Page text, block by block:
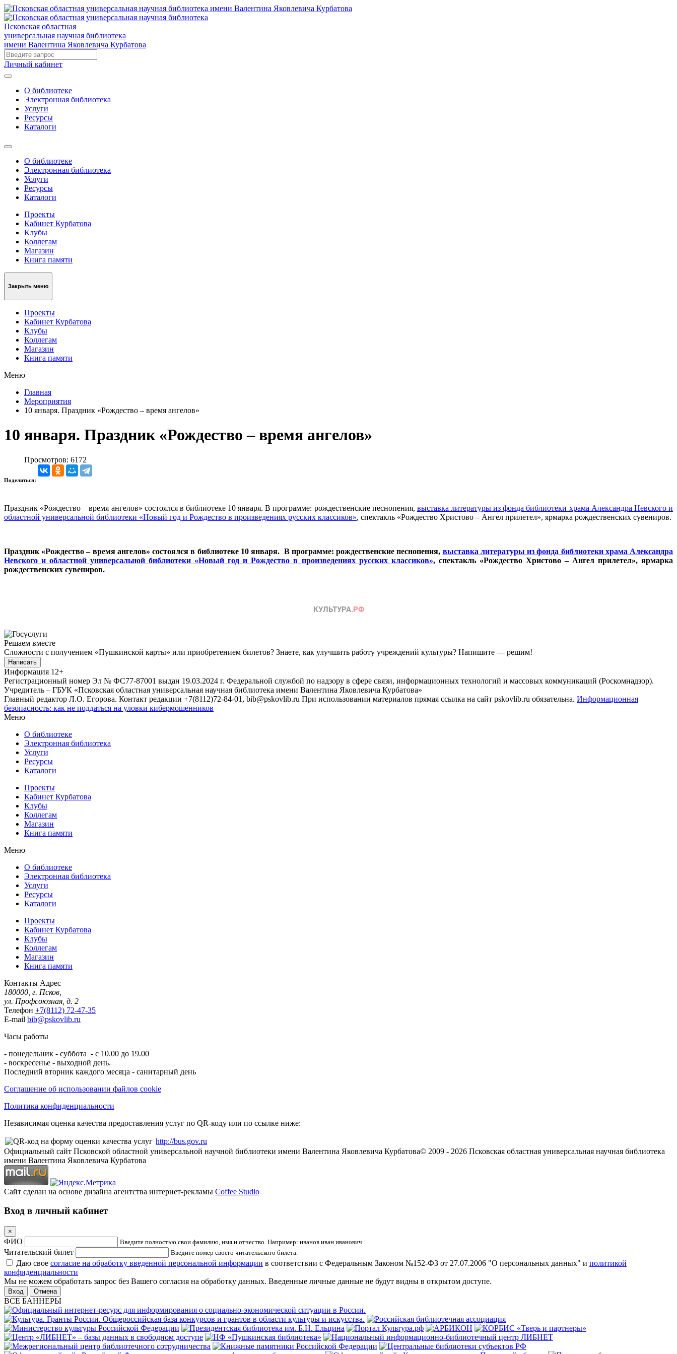
Псковская областная
универсальная научная библиотека
имени Валентина Яковлевича Курбатова
Личный кабинет
О библиотеке
Электронная библиотека
Услуги
Ресурсы
Каталоги
О библиотеке
Электронная библиотека
Услуги
Ресурсы
Каталоги
Проекты
Кабинет Курбатова
Клубы
Коллегам
Магазин
Книга памяти
Закрыть меню
Проекты
Кабинет Курбатова
Клубы
Коллегам
Магазин
Книга памяти
Меню
Главная
Мероприятия
10 января. Праздник «Рождество – время ангелов»
10 января. Праздник «Рождество – время ангелов»
Просмотров: 6172
Поделиться:
Праздник «Рождество – время ангелов» состоялся в библиотеке 10 января. В программе: рождественские песнопения, выставка литературы из фонда библиотеки храма Александра Невского и
областной универсальной библиотеки «Новый год и Рождество в произведениях русских классиков», спектакль «Рождество Христово – Ангел прилетел», ярмарка рождественских сувениров.
Праздник «Рождество – время ангелов» состоялся в библиотеке 10 января. В программе: рождественские песнопения, выставка литературы из фонда библиотеки храма Александра
Невского и областной универсальной библиотеки «Новый год и Рождество в произведениях русских классиков», спектакль «Рождество Христово – Ангел прилетел», ярмарка
рождественских сувениров.
Решаем вместе
Сложности с получением «Пушкинской карты» или приобретением билетов? Знаете, как улучшить работу учреждений культуры? Напишите — решим!
Написать
Информация 12+
Регистрационный номер Эл № ФС77-87001 выдан 19.03.2024 г. Федеральной службой по надзору в сфере связи, информационных технологий и массовых коммуникаций (Роскомнадзор).
Учредитель – ГБУК «Псковская областная универсальная научная библиотека имени Валентина Яковлевича Курбатова»
Главный редактор Л.О. Егорова. Контакт редакции +7(8112)72-84-01, bib@pskovlib.ru При использовании материалов прямая ссылка на сайт pskovlib.ru обязательна. Информационная
безопасность: как не поддаться на уловки кибермошенников
Меню
О библиотеке
Электронная библиотека
Услуги
Ресурсы
Каталоги
Проекты
Кабинет Курбатова
Клубы
Коллегам
Магазин
Книга памяти
Меню
О библиотеке
Электронная библиотека
Услуги
Ресурсы
Каталоги
Проекты
Кабинет Курбатова
Клубы
Коллегам
Магазин
Книга памяти
Контакты Адрес
180000, г. Псков,
ул. Профсоюзная, д. 2
Телефон +7(8112) 72-47-35
E-mail bib@pskovlib.ru
Часы работы
- понедельник - суббота - с 10.00 до 19.00
- воскресенье - выходной день.
Последний вторник каждого месяца - санитарный день
Соглашение об использовании файлов cookie
Политика конфиденциальности
Независимая оценка качества предоставления услуг по QR-коду или по ссылке ниже:
http://bus.gov.ru
Официальный сайт Псковской областной универсальной научной библиотеки имени Валентина Яковлевича Курбатова© 2009 - 2026 Псковская областная универсальная научная библиотека
имени Валентина Яковлевича Курбатова
Сайт сделан на основе дизайна агентства интернет-рекламы Coffee Studio
Вход в личный кабинет
×
ФИО Введите полностью свои фамилию, имя и отчество. Например: иванов иван иванович
Читательский билет Введите номер своего читательского билета.
Даю свое согласие на обработку введенной персональной информации в соответствии с Федеральным Законом №152-ФЗ от 27.07.2006 "О персональных данных" и политикой
конфиденциальности
Мы не можем обработать запрос без Вашего согласия на обработку данных. Введенные личные данные не будут видны в открытом доступе.
Отмена
ВСЕ БАННЕРЫ